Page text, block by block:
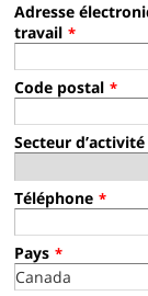
Adresse
travail *
Code postal *
Secteur d’activité
Téléphone *
Pays *